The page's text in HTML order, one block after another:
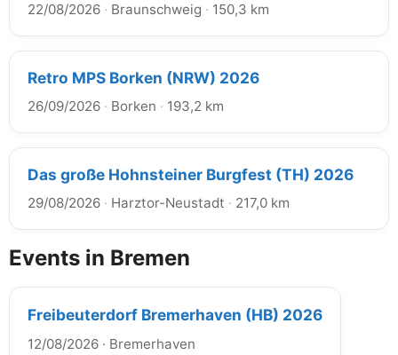
22/08/2026 · Braunschweig · 150,3 km
Retro MPS Borken (NRW) 2026
26/09/2026 · Borken · 193,2 km
Das große Hohnsteiner Burgfest (TH) 2026
29/08/2026 · Harztor-Neustadt · 217,0 km
Events in Bremen
Freibeuterdorf Bremerhaven (HB) 2026
12/08/2026 · Bremerhaven